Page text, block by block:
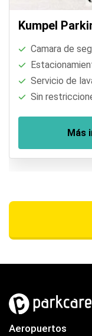
Kumpel
Camara de
Servicio de
Sin
Más
Aeropuertos